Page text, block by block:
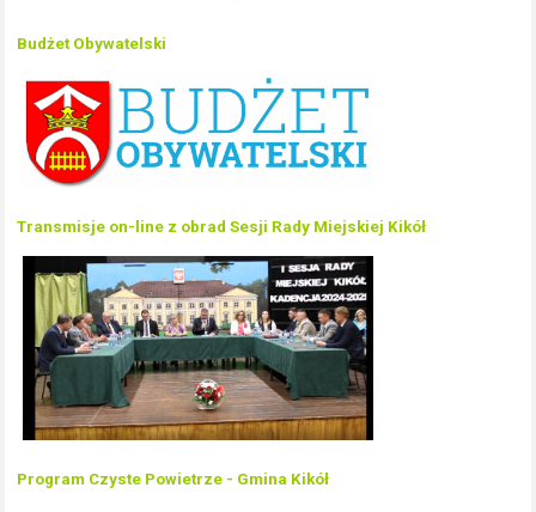
Budżet Obywatelski
Transmisje on-line z obrad Sesji Rady Miejskiej Kikół
Program Czyste Powietrze - Gmina Kikół